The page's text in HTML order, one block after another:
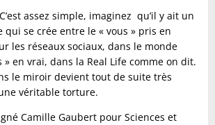
assez simple, imaginez qu’il y ait un
qui se crée entre le « vous » pris en
les réseaux sociaux, dans le monde
en vrai, dans la Real Life comme on dit.
le miroir devient tout de suite très
véritable torture.
Camille Gaubert pour Sciences et